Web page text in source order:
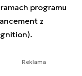
programu
z
Reklama